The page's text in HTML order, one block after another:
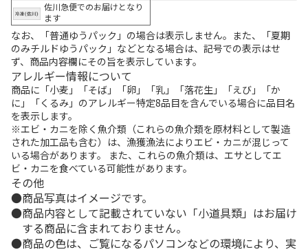
佐川急便でのお届けとなり
ます
なお、「普通ゆうパック」の場合は表示しません。また、「夏期
のみチルドゆうパック」などとなる場合は、記号での表示はせ
ず、商品内容欄にその旨を表示しています。
アレルギー情報について
商品に「小麦」「そば」「卵」「乳」「落花生」「えび」「か
に」「くるみ」のアレルギー特定8品目を含んでいる場合に品目名
を表示します。
※エビ・カニを除く魚介類（これらの魚介類を原材料として製造
された加工品も含む）は、漁獲漁法によりエビ・カニが混じって
いる場合があります。 また、これらの魚介類は、エサとしてエ
ビ・カニを食べている可能性があります。
その他
商品写真はイメージです。
商品内容として記載されていない「小道具類」はお届け
する商品に含まれておりません。
商品の色は、ご覧になるパソコンなどの環境により、実